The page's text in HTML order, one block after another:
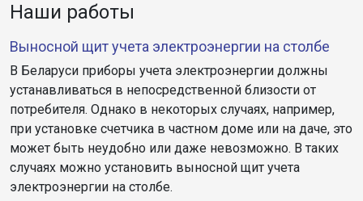
Наши работы
Выносной щит учета электроэнергии на столбе
В Беларуси приборы учета электроэнергии должны
устанавливаться в непосредственной близости от
потребителя. Однако в некоторых случаях, например,
при установке счетчика в частном доме или на даче, это
может быть неудобно или даже невозможно. В таких
случаях можно установить выносной щит учета
электроэнергии на столбе.